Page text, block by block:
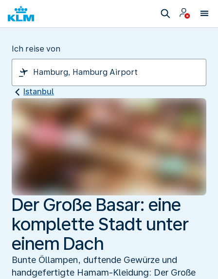
Ich reise von
Istanbul
Der Große Basar: eine
komplette Stadt unter
einem Dach
Bunte Öllampen, duftende Gewürze und
handgefertigte Hamam-Kleidung: Der Große